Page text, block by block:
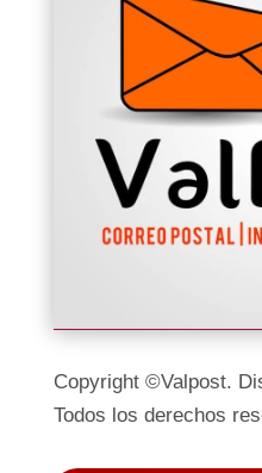
Copyright ©Valpost.
Todos los derechos